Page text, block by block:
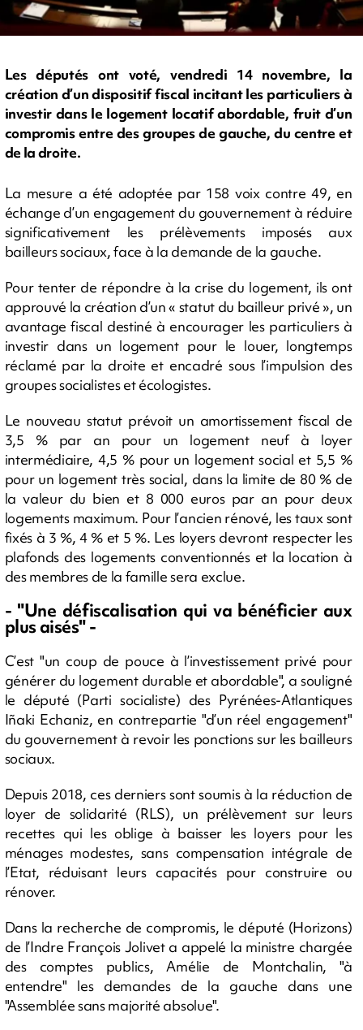
Les députés ont voté, vendredi 14 novembre, la
création d’un dispositif fiscal incitant les particuliers à
investir dans le logement locatif abordable, fruit d’un
compromis entre des groupes de gauche, du centre et
de la droite.
La mesure a été adoptée par 158 voix contre 49, en
échange d’un engagement du gouvernement à réduire
significativement les prélèvements imposés aux
bailleurs sociaux, face à la demande de la gauche.
Pour tenter de répondre à la crise du logement, ils ont
approuvé la création d’un « statut du bailleur privé », un
avantage fiscal destiné à encourager les particuliers à
investir dans un logement pour le louer, longtemps
réclamé par la droite et encadré sous l’impulsion des
groupes socialistes et écologistes.
Le nouveau statut prévoit un amortissement fiscal de
3,5 % par an pour un logement neuf à loyer
intermédiaire, 4,5 % pour un logement social et 5,5 %
pour un logement très social, dans la limite de 80 % de
la valeur du bien et 8 000 euros par an pour deux
logements maximum. Pour l’ancien rénové, les taux sont
fixés à 3 %, 4 % et 5 %. Les loyers devront respecter les
plafonds des logements conventionnés et la location à
des membres de la famille sera exclue.
- "Une défiscalisation qui va bénéficier aux
plus aisés" -
C’est "un coup de pouce à l’investissement privé pour
générer du logement durable et abordable", a souligné
le député (Parti socialiste) des Pyrénées-Atlantiques
Iñaki Echaniz, en contrepartie "d’un réel engagement"
du gouvernement à revoir les ponctions sur les bailleurs
sociaux.
Depuis 2018, ces derniers sont soumis à la réduction de
loyer de solidarité (RLS), un prélèvement sur leurs
recettes qui les oblige à baisser les loyers pour les
ménages modestes, sans compensation intégrale de
l’Etat, réduisant leurs capacités pour construire ou
rénover.
Dans la recherche de compromis, le député (Horizons)
de l’Indre François Jolivet a appelé la ministre chargée
des comptes publics, Amélie de Montchalin, "à
entendre" les demandes de la gauche dans une
"Assemblée sans majorité absolue".